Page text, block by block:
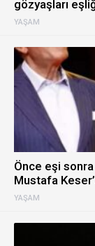
YAŞAM
gözyaşları
YAŞAM
Önce eşi
Mustafa